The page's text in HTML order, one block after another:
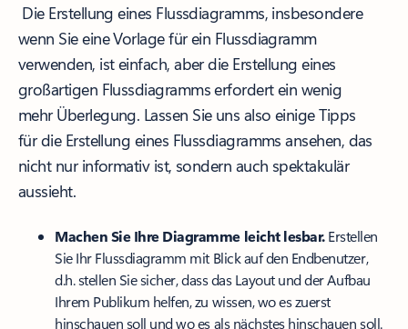
Die Erstellung eines Flussdiagramms, insbesondere
wenn Sie eine Vorlage für ein Flussdiagramm
verwenden, ist einfach, aber die Erstellung eines
großartigen Flussdiagramms erfordert ein wenig
mehr Überlegung. Lassen Sie uns also einige Tipps
für die Erstellung eines Flussdiagramms ansehen, das
nicht nur informativ ist, sondern auch spektakulär
aussieht.
Machen Sie Ihre Diagramme leicht lesbar.Erstellen
Sie Ihr Flussdiagramm mit Blick auf den Endbenutzer,
d.h. stellen Sie sicher, dass das Layout und der Aufbau
Ihrem Publikum helfen, zu wissen, wo es zuerst
hinschauen soll und wo es als nächstes hinschauen soll.